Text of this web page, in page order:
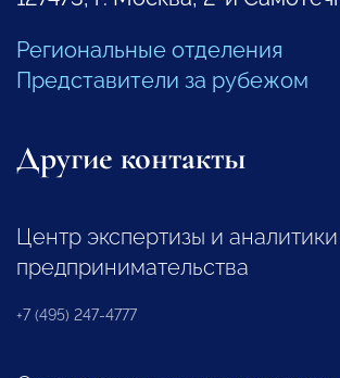
Региональные отделения
Представители за рубежом
Другие контакты
Центр экспертизы и
предпринимательства
+7 (495) 247-4777